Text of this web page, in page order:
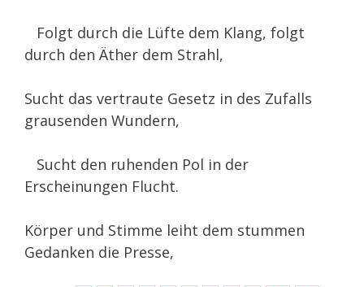
Folgt durch die Lüfte dem Klang, folgt
durch den Äther dem Strahl,
Sucht das vertraute Gesetz in des Zufalls
grausenden Wundern,
Sucht den ruhenden Pol in der
Erscheinungen Flucht.
Körper und Stimme leiht dem stummen
Gedanken die Presse,